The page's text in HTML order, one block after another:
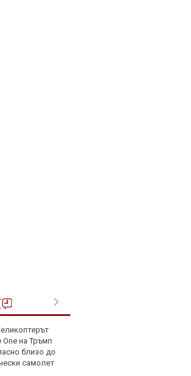
One на Тръмп
близо до
самолет